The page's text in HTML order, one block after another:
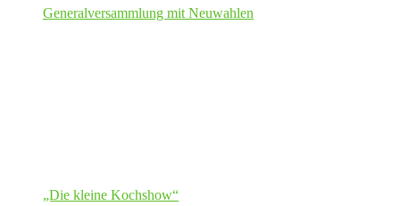
Generalversammlung mit Neuwahlen
„Die kleine Kochshow“